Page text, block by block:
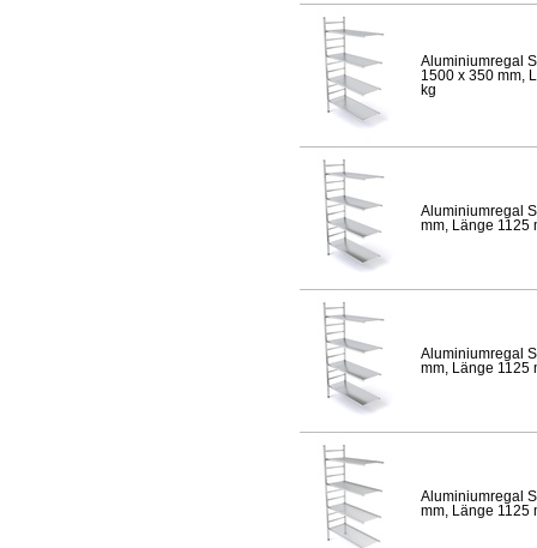
Aluminiumregal
1500 x 350 mm,
kg
Aluminiumregal
mm, Länge 1125
Aluminiumregal
mm, Länge 1125
Aluminiumregal
mm, Länge 1125